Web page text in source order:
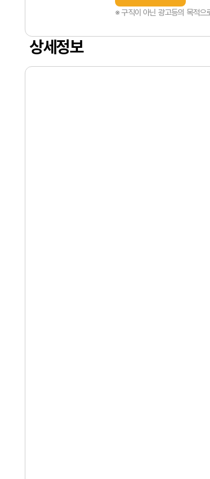
※ 구직이 아닌 광고등의 목적으
상세정보